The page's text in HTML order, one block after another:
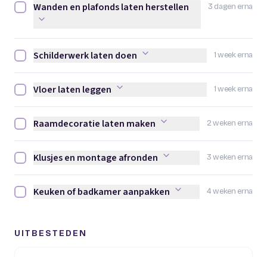
3 dagen erna
Wanden en plafonds laten herstellen afvinken
Wanden en plafonds laten herstellen
1 week erna
Schilderwerk laten doen afvinken
Schilderwerk laten doen
1 week erna
Vloer laten leggen afvinken
Vloer laten leggen
2 weken erna
Raamdecoratie laten maken afvinken
Raamdecoratie laten maken
3 weken erna
Klusjes en montage afronden afvinken
Klusjes en montage afronden
4 weken erna
Keuken of badkamer aanpakken afvinken
Keuken of badkamer aanpakken
UITBESTEDEN